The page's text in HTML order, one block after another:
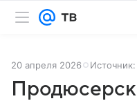
20 апреля 2026 Источник: